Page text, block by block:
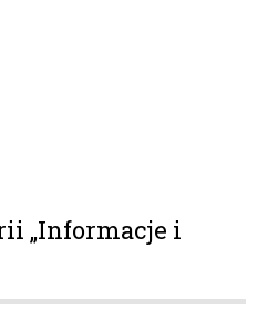
„Informacje i